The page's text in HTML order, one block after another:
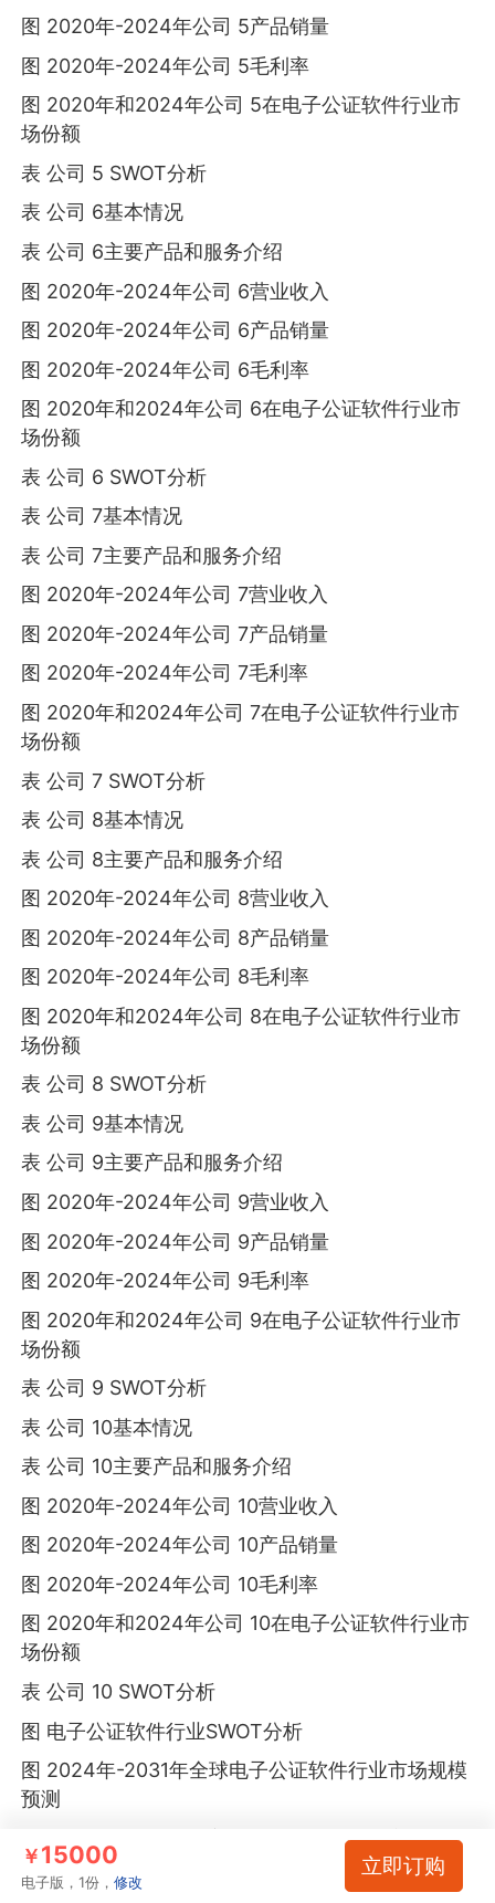
图 2020年-2024年公司 5产品销量
图 2020年-2024年公司 5毛利率
图 2020年和2024年公司 5在电子公证软件行业市
场份额
表 公司 5 SWOT分析
表 公司 6基本情况
表 公司 6主要产品和服务介绍
图 2020年-2024年公司 6营业收入
图 2020年-2024年公司 6产品销量
图 2020年-2024年公司 6毛利率
图 2020年和2024年公司 6在电子公证软件行业市
场份额
表 公司 6 SWOT分析
表 公司 7基本情况
表 公司 7主要产品和服务介绍
图 2020年-2024年公司 7营业收入
图 2020年-2024年公司 7产品销量
图 2020年-2024年公司 7毛利率
图 2020年和2024年公司 7在电子公证软件行业市
场份额
表 公司 7 SWOT分析
表 公司 8基本情况
表 公司 8主要产品和服务介绍
图 2020年-2024年公司 8营业收入
图 2020年-2024年公司 8产品销量
图 2020年-2024年公司 8毛利率
图 2020年和2024年公司 8在电子公证软件行业市
场份额
表 公司 8 SWOT分析
表 公司 9基本情况
表 公司 9主要产品和服务介绍
图 2020年-2024年公司 9营业收入
图 2020年-2024年公司 9产品销量
图 2020年-2024年公司 9毛利率
图 2020年和2024年公司 9在电子公证软件行业市
场份额
表 公司 9 SWOT分析
表 公司 10基本情况
表 公司 10主要产品和服务介绍
图 2020年-2024年公司 10营业收入
图 2020年-2024年公司 10产品销量
图 2020年-2024年公司 10毛利率
图 2020年和2024年公司 10在电子公证软件行业市
场份额
表 公司 10 SWOT分析
图 电子公证软件行业SWOT分析
图 2024年-2031年全球电子公证软件行业市场规模
预测
图 2024年-2031年北美电子公证软件行业市场规模
预测
￥15000
电子版，1份，修改
立即订购